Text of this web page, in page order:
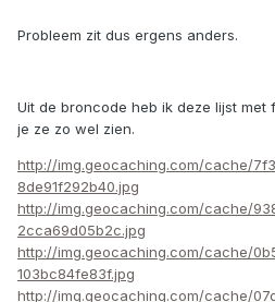
Probleem zit dus ergens anders.
Uit de broncode heb ik deze lijst met
je ze zo wel zien.
http://img.geocaching.com/cache/
8de91f292b40.jpg
http://img.geocaching.com/cache/
2cca69d05b2c.jpg
http://img.geocaching.com/cache/
103bc84fe83f.jpg
http://img.geocaching.com/cache/